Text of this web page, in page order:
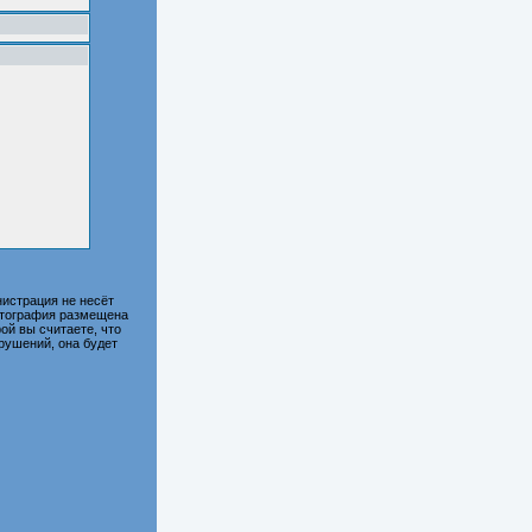
не несёт
размещена
вы считаете, что
она будет